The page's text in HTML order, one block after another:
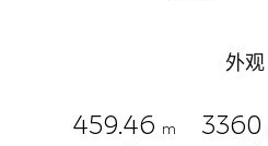
外观
459.46 m
3360